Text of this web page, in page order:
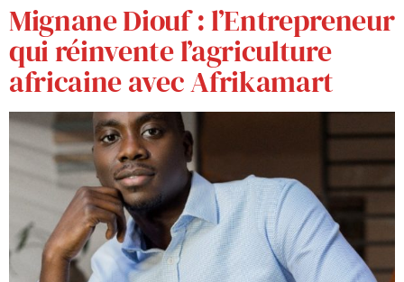
Mignane Diouf : l’Entrepreneur
qui réinvente l’agriculture
africaine avec Afrikamart